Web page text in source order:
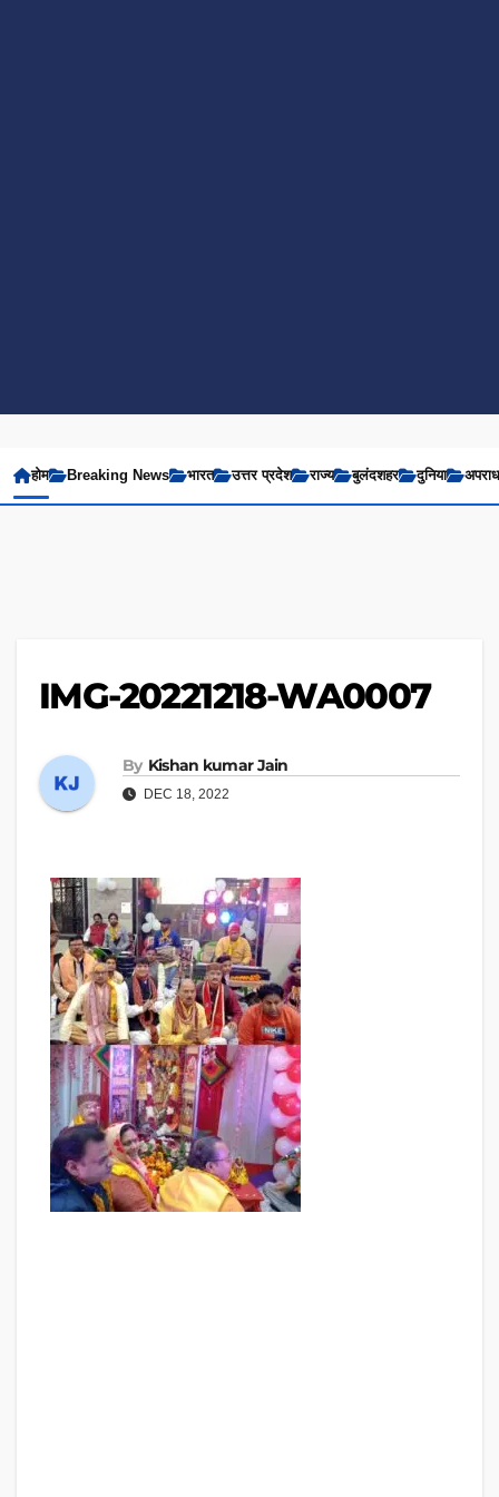
होम Breaking News भारत उत्तर प्रदेश राज्य बुलंदशहर दुनिया अपराध
IMG-20221218-WA0007
By Kishan kumar Jain
DEC 18, 2022